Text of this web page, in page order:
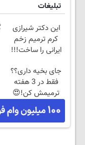
تبلیغات
این دکتر شیرازی
کرم ترمیم زخم
ایرانی را ساخت!!!
جای بخیه داری؟؟
فقط در 3 هفته
ترمیمش کن!😍